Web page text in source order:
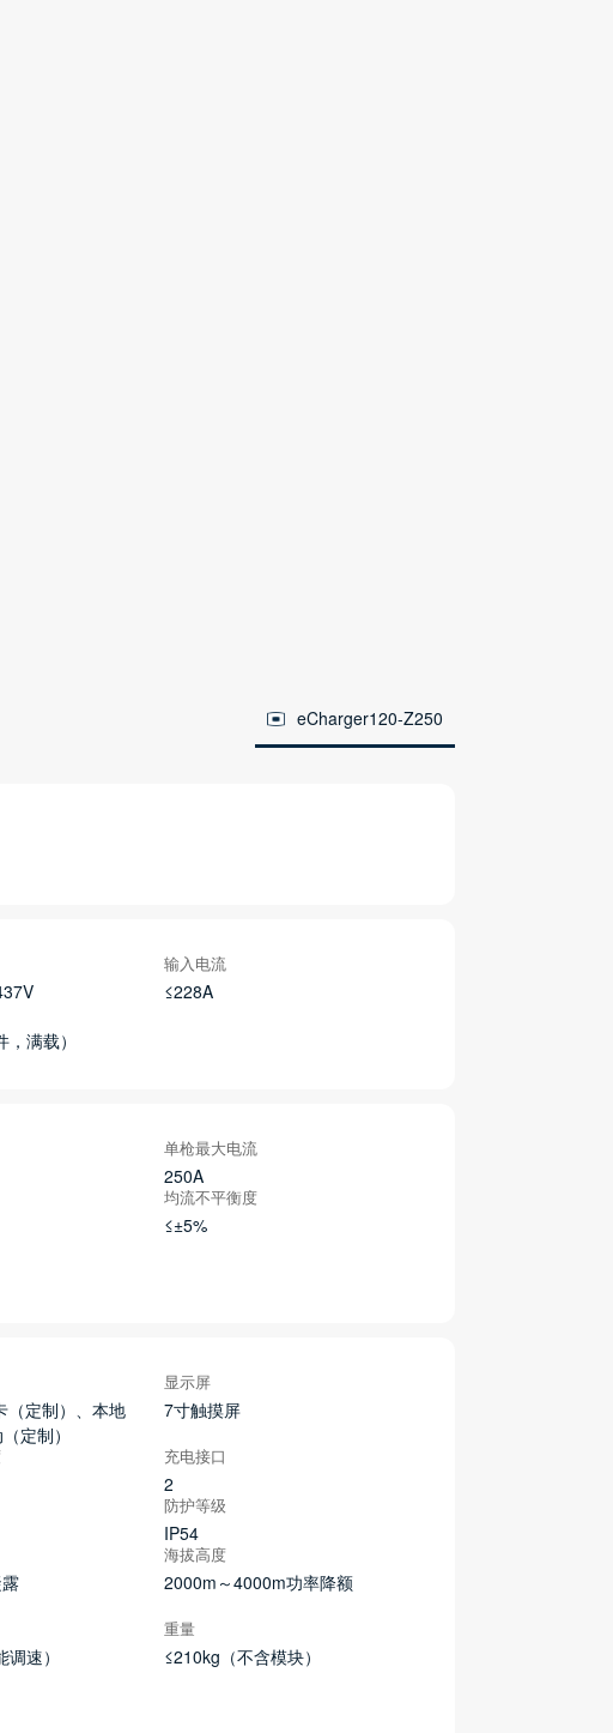
eCharger120-Z250
输入电流
≤228A
满载）
单枪最大电流
250A
均流不平衡度
≤±5%
（定制）、本地
定制）
显示屏
7寸触摸屏
充电接口
2
防护等级
IP54
海拔高度
2000m～4000m功率降额
速）
重量
≤210kg（不含模块）